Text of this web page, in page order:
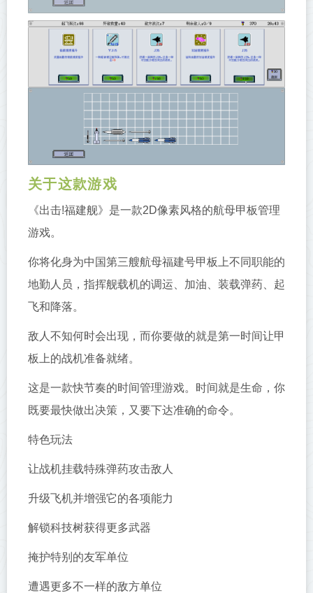
关于这款游戏
《出击!福建舰》是一款2D像素风格的航母甲板管理
游戏。
你将化身为中国第三艘航母福建号甲板上不同职能的
地勤人员，指挥舰载机的调运、加油、装载弹药、起
飞和降落。
敌人不知何时会出现，而你要做的就是第一时间让甲
板上的战机准备就绪。
这是一款快节奏的时间管理游戏。时间就是生命，你
既要最快做出决策，又要下达准确的命令。
特色玩法
让战机挂载特殊弹药攻击敌人
升级飞机并增强它的各项能力
解锁科技树获得更多武器
掩护特别的友军单位
遭遇更多不一样的敌方单位